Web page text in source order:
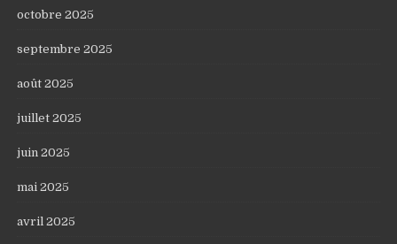
octobre 2025
septembre 2025
août 2025
juillet 2025
juin 2025
mai 2025
avril 2025